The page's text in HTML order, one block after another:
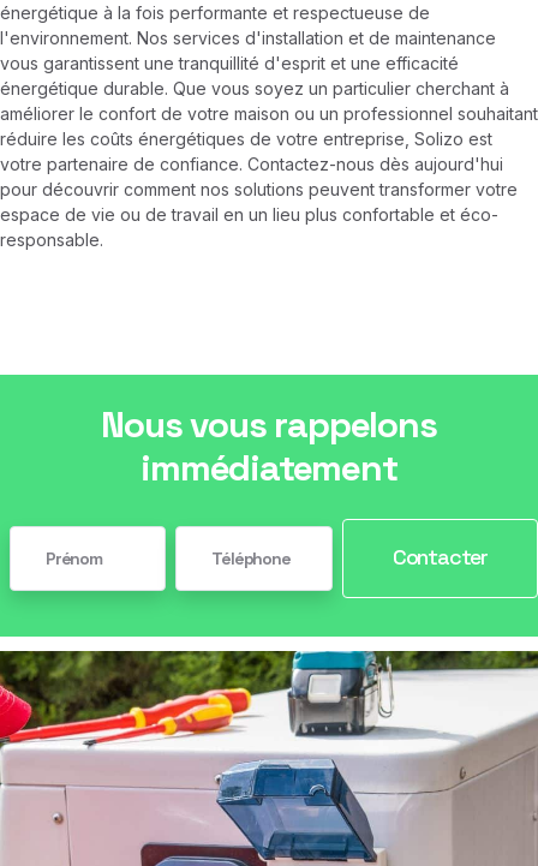
énergétique à la fois performante et respectueuse de
l'environnement. Nos services d'installation et de maintenance
vous garantissent une tranquillité d'esprit et une efficacité
énergétique durable. Que vous soyez un particulier cherchant à
améliorer le confort de votre maison ou un professionnel souhaitant
réduire les coûts énergétiques de votre entreprise, Solizo est
votre partenaire de confiance. Contactez-nous dès aujourd'hui
pour découvrir comment nos solutions peuvent transformer votre
espace de vie ou de travail en un lieu plus confortable et éco-
responsable.
Nous vous rappelons
immédiatement
Contacter